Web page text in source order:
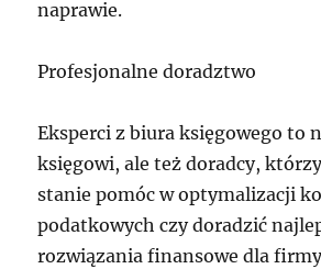
naprawie.
Profesjonalne doradztwo
Eksperci z biura księgowego to
księgowi, ale też doradcy,
stanie pomóc w optymalizacji
podatkowych czy doradzić
rozwiązania finansowe dla